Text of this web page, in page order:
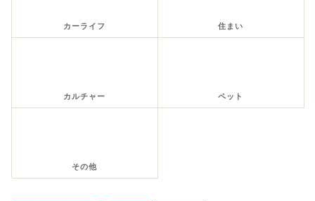
カーライフ 住まい
カルチャー ペット
その他